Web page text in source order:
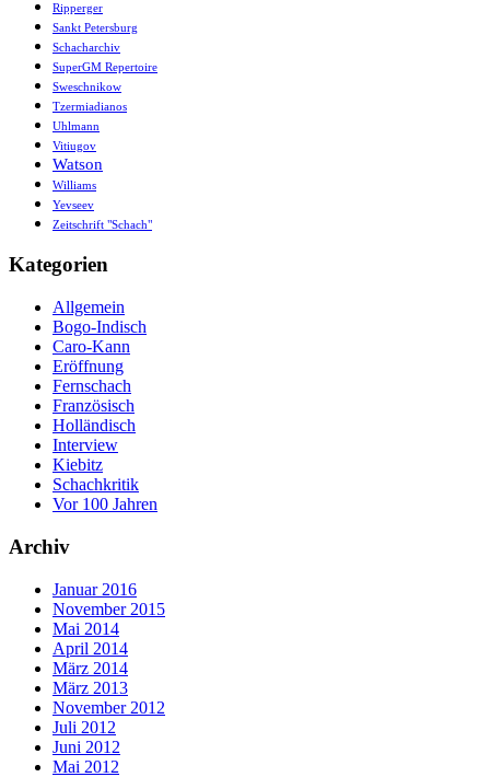
Ripperger
Sankt Petersburg
Schacharchiv
SuperGM Repertoire
Sweschnikow
Tzermiadianos
Uhlmann
Vitiugov
Watson
Williams
Yevseev
Zeitschrift "Schach"
Kategorien
Allgemein
Bogo-Indisch
Caro-Kann
Eröffnung
Fernschach
Französisch
Holländisch
Interview
Kiebitz
Schachkritik
Vor 100 Jahren
Archiv
Januar 2016
November 2015
Mai 2014
April 2014
März 2014
März 2013
November 2012
Juli 2012
Juni 2012
Mai 2012